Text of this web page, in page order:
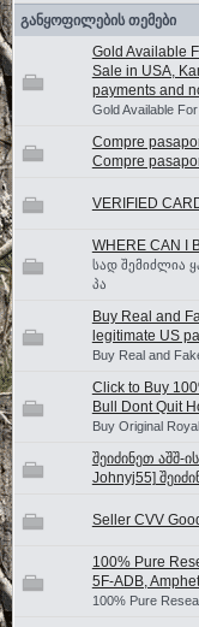
განყოფილების თემები
Gold Available
Sale in USA,
payments and
Gold Available
Compre
Compre
VERIFIED
WHERE CAN I
სად შემიძლია
პა
Buy Real and
legitimate US
Buy Real and
Click to Buy
Bull Dont Quit
Buy Original
შეიძინეთ აშშ-
Johnyj55]
Seller CVV
100% Pure
5F-ADB,
100% Pure